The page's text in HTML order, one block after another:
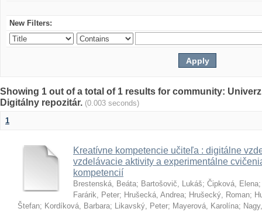
New Filters:
Showing 1 out of a total of 1 results for community:
Digitálny repozitár. (0.003 seconds)
1
Kreatívne kompetencie učiteľa : digitálne
vzdelávacie aktivity a experimentálne
kompetencií
Brestenská, Beáta; Bartošovič, Lukáš; Čipková, Elena
Farárik, Peter; Hrušecká, Andrea; Hrušecký, Roman;
Štefan; Kordíková, Barbara; Likavský, Peter; Mayerová, Karolína;